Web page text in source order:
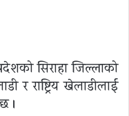
सिराहा जिल्लाको
र राष्ट्रिय खेलाडीलाई
।